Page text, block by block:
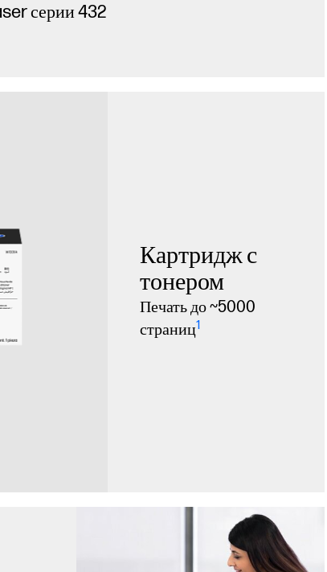
серии 432
Картридж с
тонером
Печать до ~5000
страниц1